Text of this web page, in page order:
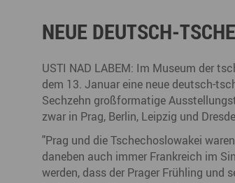
Partner vernetzen
Talente
Talente finden
Talente binden
Miet- und
Projekte
Berufsnachwuchs & Fachkräfte
Innovation- und
Gründer- &
Annaberg
NEUE DEUTSCH-
USTI NAD LABEM: Im Museum der
dem 13. Januar eine neue deutsch-
Sechzehn großformatige
zwar in Prag, Berlin, Leipzig und
"Prag und die Tschechoslowakei
daneben auch immer Frankreich im
werden, dass der Prager Frühling